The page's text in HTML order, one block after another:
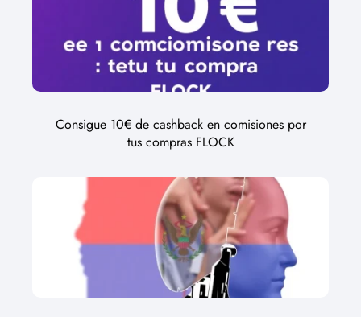
Consigue 10€ de cashback en comisiones por
tus compras FLOCK